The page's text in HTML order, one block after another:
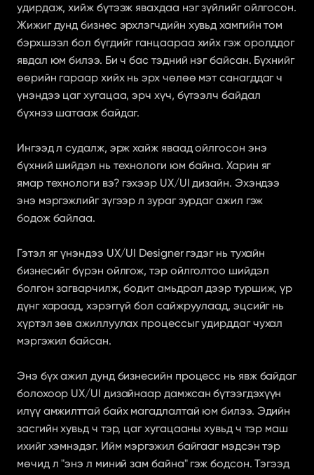
удирдаж, хийж бүтээж явахдаа нэг зүйлийг ойлгосон.
Жижиг дунд бизнес эрхлэгчдийн хувьд хамгийн том
бэрхшээл бол бүгдийг ганцаараа хийх гэж оролддог
явдал юм билээ. Би ч бас тэдний нэг байсан. Бүхнийг
өөрийн гараар хийх нь эрх чөлөө мэт санагддаг ч
үнэндээ цаг хугацаа, эрч хүч, бүтээлч байдал
бүхнээ шатааж байдаг.
Ингээд л судалж, эрж хайж яваад ойлгосон энэ
бүхний шийдэл нь технологи юм байна. Харин яг
ямар технологи вэ? гэхээр UX/UI дизайн. Эхэндээ
энэ мэргэжлийг зүгээр л зураг зурдаг ажил гэж
бодож байлаа.
Гэтэл яг үнэндээ UX/UI Designer гэдэг нь тухайн
бизнесийг бүрэн ойлгож, тэр ойлголтоо шийдэл
болгон загварчилж, бодит амьдрал дээр туршиж, үр
дүнг хараад, хэрэггүй бол сайжруулаад, эцсийг нь
хүртэл зөв ажиллуулах процессыг удирддаг чухал
мэргэжил байсан.
Энэ бүх ажил дунд бизнесийн процесс нь явж байдаг
болохоор UX/UI дизайнаар дамжсан бүтээгдэхүүн
илүү амжилттай байх магадлалтай юм билээ. Эдийн
засгийн хувьд ч тэр, цаг хугацааны хувьд ч тэр маш
ихийг хэмнэдэг. Ийм мэргэжил байгааг мэдсэн тэр
мөчид л "энэ л миний зам байна" гэж бодсон. Тэгээд